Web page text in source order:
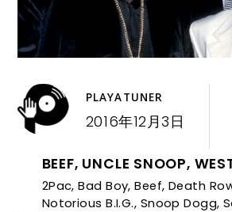
PLAYATUNER
2016年12月3日
BEEF, UNCLE SNOOP,
2Pac,Bad Boy,Beef, Death
Notorious B.I.G., Snoop Dogg,